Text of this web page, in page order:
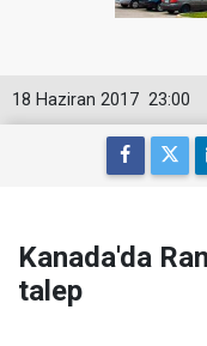
23:00
18 Haziran 2017
Kanada'da
talep